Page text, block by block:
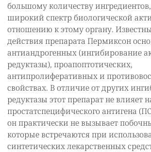
большому количеству
широкий спектр биологической
отношению к этому органу.
действия препарата Пермиксон
антиандрогенных (ингибирование
редуктазы), проапоптотических,
антипролиферативных и
свойствах. В отличие от других
редуктазы этот препарат не влияет
простатспецифического антигена
он практически не вызывает
которые встречаются при
синтетических лекарственных